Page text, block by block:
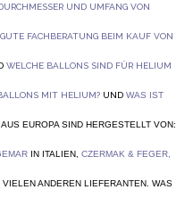
UND UMFANG VON
FACHBERATUNG BEIM KAUF VON
WELCHE BALLONS SIND FÜR HELIUM
MIT HELIUM?UND WAS IST
EUROPA SIND HERGESTELLT VON:
IN ITALIEN, CZERMAK & FEGER
VIELEN ANDEREN LIEFERANTEN. WAS